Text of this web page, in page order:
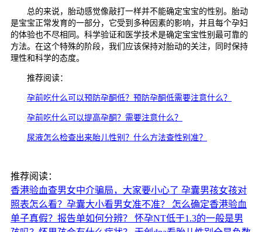
总的来说，胎动感觉像敲打一样并不能确定宝宝的性别。胎动
是宝宝正常发育的一部分，它受到多种因素的影响，并且每个孕妇
的体验也不尽相同。科学验证和医学技术是确定宝宝性别最可靠的
方法。在这个特殊的阶段，我们应该保持对胎动的关注，同时保持
理性和科学的态度。
推荐阅读：
孕前吃什么可以预防孕酮低？预防孕酮低需要注意什么？
孕前吃什么可以提高孕酮？需要注意什么？
尿液怎么检查出来胎儿性别？什么方法查性别准？
推荐阅读：
香港验血查男女中介骗局，大家要小心了 孕囊男孩女孩对
照表怎么看？孕囊大小看男女准不准？
怎么确定香港验血
单子真假？报告单如何分辨？
怀孕NT低于1.3的一般是男